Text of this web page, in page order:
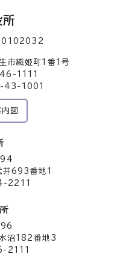
所
織姫町1番1号
1111
43-1001
図
井693番地1
2211
沼182番地3
2111